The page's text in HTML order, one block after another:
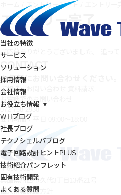
当社の特徴
サービス
ソリューション
採用情報
会社情報
お役立ち情報 ▼
WTIブログ
社長ブログ
テクノシェルパブログ
電子回路設計ヒントPLUS
技術紹介パンフレット
固有技術開発
よくある質問
エントリーシート
エントリー完了
ご応募ありがとうございました。 追っ
CONTACT
お気軽にお問い合わせください。
ご相談・お問い合わせ
お電話でのお問い合わせ
072-758-2938
受付時間：平日 09:00～18:00
〒666-0024
兵庫県川西市久代3丁目13番21号
個人情報保護方針